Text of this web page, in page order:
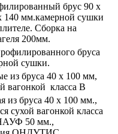
брус 90 х
140 мм.камерной сушки
Сборка на
200мм.
бруса
сушки.
из бруса 40 х 100 мм,
вагонкой класса В
из бруса 40 х 100 мм.,
сухой вагонкой класса
50 мм.,